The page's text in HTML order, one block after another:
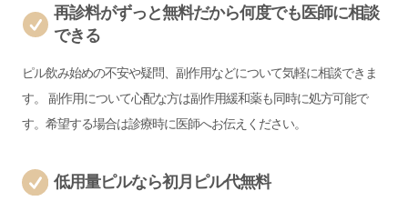
再診料がずっと無料だから何度でも医師に相談
できる
ピル飲み始めの不安や疑問、副作用などについて気軽に相談できま
す。 副作用について心配な方は副作用緩和薬も同時に処方可能で
す。希望する場合は診療時に医師へお伝えください。
低用量ピルなら初月ピル代無料